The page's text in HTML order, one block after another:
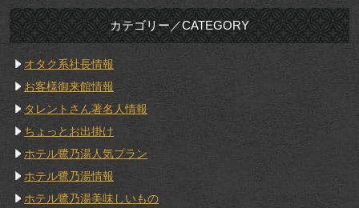
カテゴリー／CATEGORY
オタク系社長情報
お客様御来館情報
タレントさん著名人情報
ちょっとお出掛け
ホテル鷺乃湯人気プラン
ホテル鷺乃湯情報
ホテル鷺乃湯美味しいもの